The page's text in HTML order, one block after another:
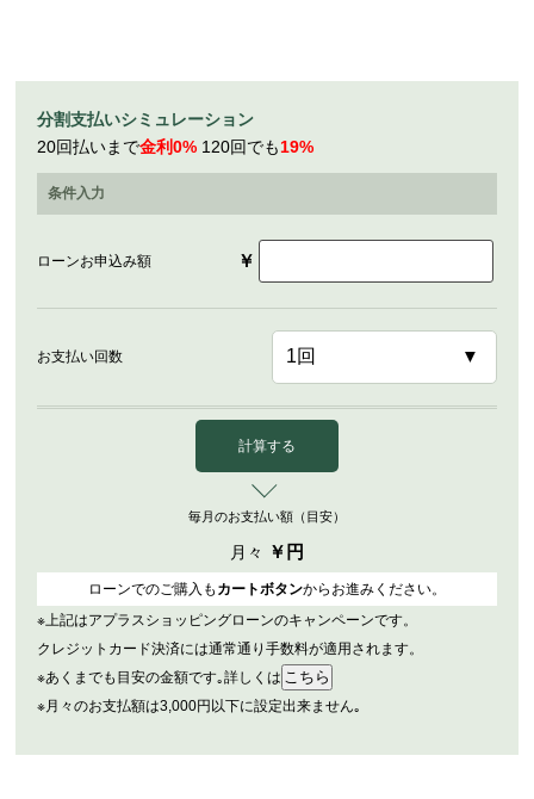
分割支払いシミュレーション
20回払いまで金利0% 120回でも19%
条件入力
ローンお申込み額 ￥
お支払い回数
計算する
毎月のお支払い額（目安）
月々 ￥ 円
ローンでのご購入も カートボタンからお進みください。
※上記はアプラスショッピングローンのキャンペーンです。
クレジットカード決済には通常通り手数料が適用されます。
※あくまでも目安の金額です｡詳しくは
※月々のお支払額は3,000円以下に設定出来ません｡